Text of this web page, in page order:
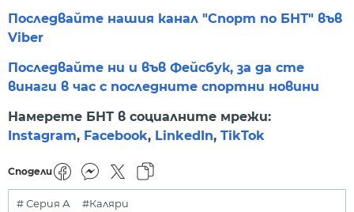
Последвайте нашия канал "Спорт по БНТ" във
Viber
Последвайте ни и във Фейсбук, за да сте
винаги в час с последните спортни новини
Намерете БНТ в социалните мрежи:
Instagram, Facebook, LinkedIn, TikTok
Сподели
# Серия А #Каляри